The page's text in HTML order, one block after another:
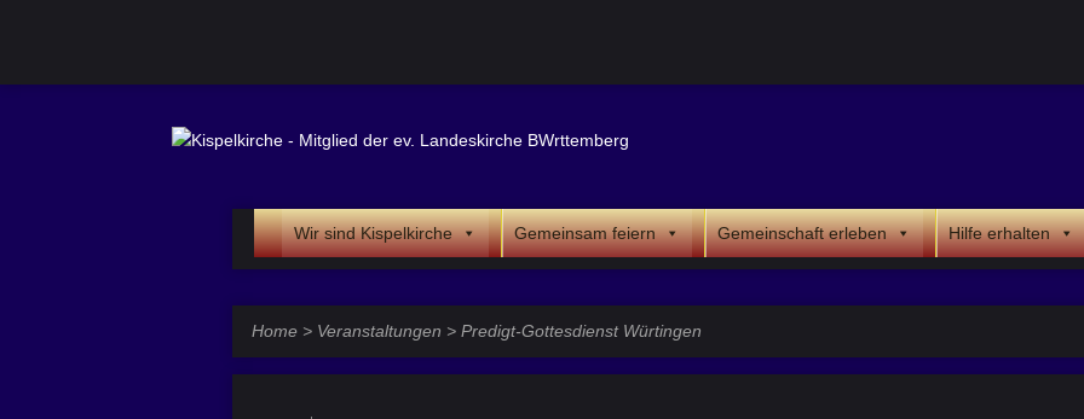
Wir sind Kispelkirche Gemeinsam feiern Gemeinschaft erleben Hilfe erhalten
Home > Veranstaltungen > Predigt-Gottesdienst Würtingen